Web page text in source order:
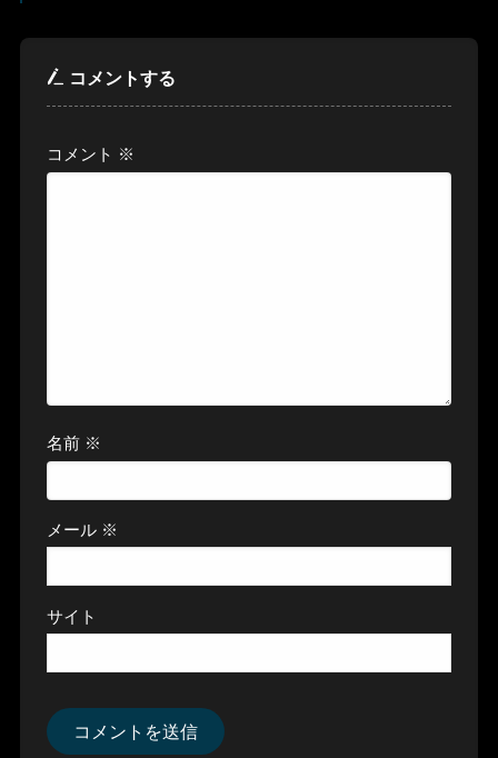
コメントする
コメント ※
名前 ※
メール ※
サイト